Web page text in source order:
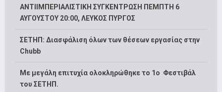
ΑΝΤΙΙΜΠΕΡΙΑΛΙΣΤΙΚΗ ΣΥΓΚΕΝΤΡΩΣΗ ΠΕΜΠΤΗ 6
ΑΥΓΟΥΣΤΟΥ 20:00, ΛΕΥΚΟΣ ΠΥΡΓΟΣ
ΣΕΤΗΠ: Διασφάλιση όλων των θέσεων εργασίας στην
Chubb
Με μεγάλη επιτυχία ολοκληρώθηκε το 1ο Φεστιβάλ
του ΣΕΤΗΠ.